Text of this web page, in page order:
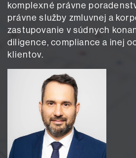
komplexné právne
právne služby zmluvnej a
zastupovanie v súdnych
diligence, compliance a inej
klientov.